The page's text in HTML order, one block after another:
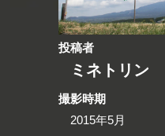
投稿者
ミネトリン
撮影時期
2015年5月